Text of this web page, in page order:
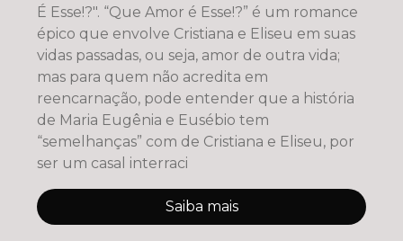
É Esse!?". “Que Amor é Esse!?” é um romance
épico que envolve Cristiana e Eliseu em suas
vidas passadas, ou seja, amor de outra vida;
mas para quem não acredita em
reencarnação, pode entender que a história
de Maria Eugênia e Eusébio tem
“semelhanças” com de Cristiana e Eliseu, por
ser um casal interraci
Saiba mais